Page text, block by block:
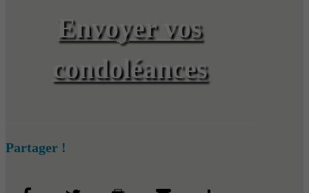
Envoyer vos
condoléances
Partager !